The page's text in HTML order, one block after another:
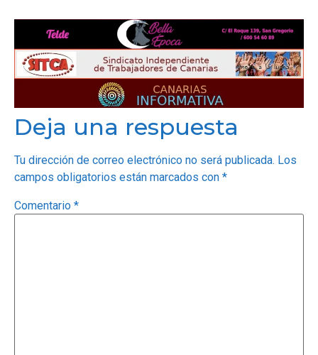
Deja una respuesta
Tu dirección de correo electrónico no será publicada. Los
campos obligatorios están marcados con *
Comentario *